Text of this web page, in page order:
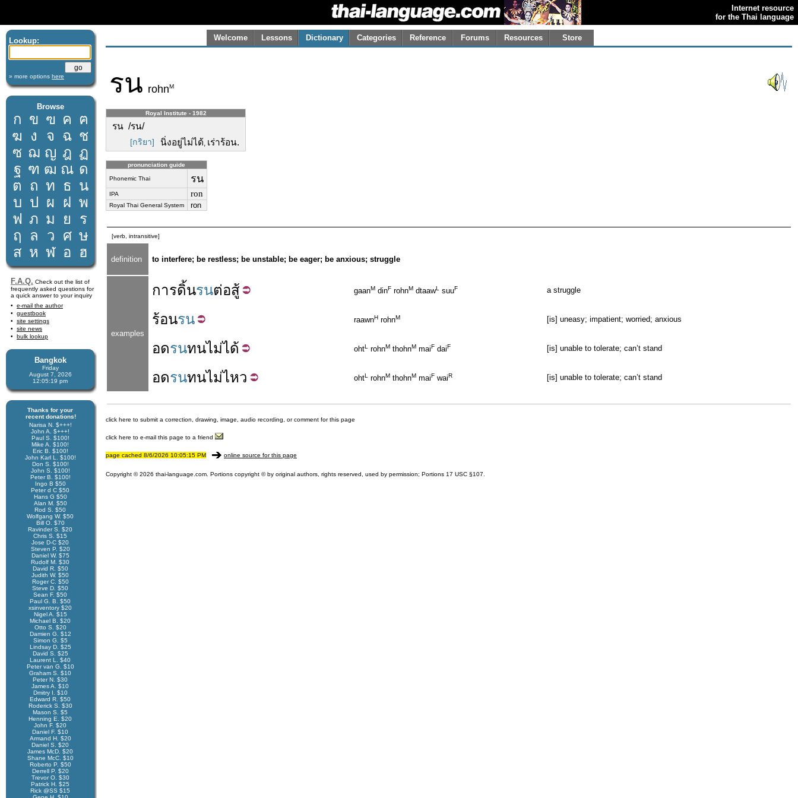
Internet resource
for the Thai language
Lookup:
» more options here
Browse
ก ข ฃ ค ฅ
ฆ ง จ ฉ ช
ซ ฌ ญ ฎ ฏ
ฐ ฑ ฒ ณ ด
ต ถ ท ธ น
บ ป ผ ฝ พ
ฟ ภ ม ย
ร
ฤ
ล ว ศ ษ
ส ห ฬ อ ฮ
F.A.Q. Check out the list of
frequently asked questions for
a quick answer to your inquiry
e-mail the author
guestbook
site settings
site news
bulk lookup
Bangkok
Friday
August 7, 2026
12:05:19 pm
Thanks for your
recent donations!
Narisa N. $+++!
John A. $+++!
Paul S. $100!
Mike A. $100!
Eric B. $100!
John Karl L. $100!
Don S. $100!
John S. $100!
Peter B. $100!
Ingo B $50
Peter d C $50
Hans G $50
Alan M. $50
Rod S. $50
Wolfgang W. $50
Bill O. $70
Ravinder S. $20
Chris S. $15
Jose D-C $20
Steven P. $20
Daniel W. $75
Rudolf M. $30
David R. $50
Judith W. $50
Roger C. $50
Steve D. $50
Sean F. $50
Paul G. B. $50
xsinventory $20
Nigel A. $15
Michael B. $20
Otto S. $20
Damien G. $12
Simon G. $5
Lindsay D. $25
David S. $25
Laurent L. $40
Peter van G. $10
Graham S. $10
Peter N. $30
James A. $10
Dmitry I. $10
Edward R. $50
Roderick S. $30
Mason S. $5
Henning E. $20
John F. $20
Daniel F. $10
Armand H. $20
Daniel S. $20
James McD. $20
Shane McC. $10
Roberto P. $50
Derrell P. $20
Trevor O. $30
Patrick H. $25
Rick @SS $15
Welcome Lessons Dictionary Categories Reference Forums Resources Store
รน rohnM
Royal Institute - 1982
รน /รน/
[กริยา] นิ่งอยู่ไม่ได้, เร่าร้อน.
pronunciation guide
Phonemic Thai รน
IPA ron
Royal Thai General System ron
[verb, intransitive]
definition to interfere; be restless; be unstable; be eager; be anxious; struggle
examples
การดิ้นรนต่อสู้ gaanM dinF rohnM dtaawL suuF a struggle
ร้อนรน raawnH rohnM [is] uneasy; impatient; worried; anxious
อดรนทนไม่ได้ ohtL rohnM thohnM maiF daiF [is] unable to tolerate; can’t stand
อดรนทนไม่ไหว ohtL rohnM thohnM maiF waiR [is] unable to tolerate; can’t stand
click here to submit a correction, drawing, image, audio recording, or comment for this page
click here to e-mail this page to a friend
page cached 8/6/2026 10:05:15 PM online source for this page
Copyright © 2026 thai-language.com. Portions copyright © by original authors, rights reserved, used by permission; Portions 17 USC §107